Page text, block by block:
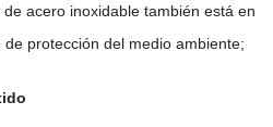
acero inoxidable también está en
protección del medio ambiente;